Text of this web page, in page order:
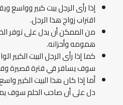
إذا رأى الرجل بيت كبير وواسع
اقتراب زواج هذا الرجل.
من الممكن أن يدل على توفر
همومه وأحزانه.
كما إذا رأى الرجل البيت
سوف يسافر في فترة قصيرة
أما إذا كان هذا البيت الكبير
دل على أن صاحب الحلم سوف